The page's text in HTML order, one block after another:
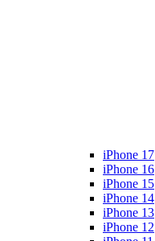
iPhone 17
iPhone 16
iPhone 15
iPhone 14
iPhone 13
iPhone 12